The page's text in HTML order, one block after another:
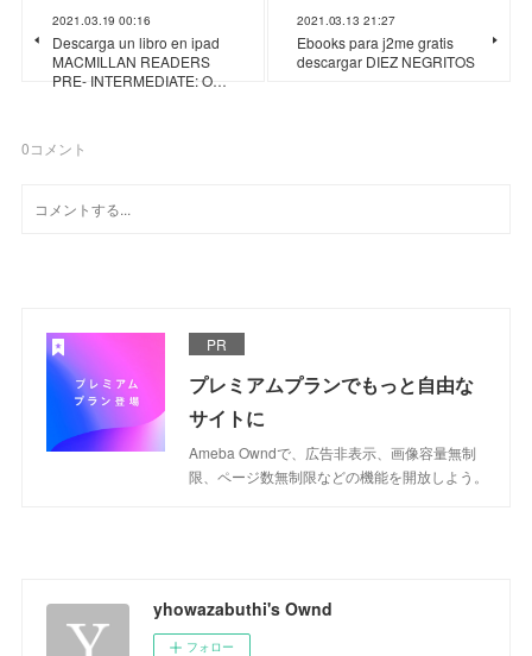
2021.03.19 00:16
Descarga un libro en ipad
MACMILLAN READERS
PRE- INTERMEDIATE: O…
2021.03.13 21:27
Ebooks para j2me gratis
descargar DIEZ NEGRITOS
0コメント
PR
プレミアムプランでもっと自由な
サイトに
Ameba Owndで、広告非表示、画像容量無制
限、ページ数無制限などの機能を開放しよう。
yhowazabuthi's Ownd
フォロー